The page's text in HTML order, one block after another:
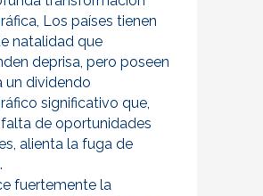
Los países tienen
natalidad que
deprisa, pero poseen
un dividendo
significativo que,
de oportunidades
alienta la fuga de
fuertemente la